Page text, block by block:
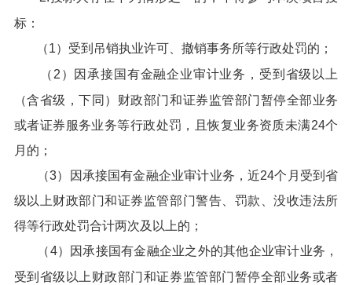
标：
（1）受到吊销执业许可、撤销事务所等行政处罚的；
（2）因承接国有金融企业审计业务，受到省级以上
（含省级，下同）财政部门和证券监管部门暂停全部业务
或者证券服务业务等行政处罚，且恢复业务资质未满24个
月的；
（3）因承接国有金融企业审计业务，近24个月受到省
级以上财政部门和证券监管部门警告、罚款、没收违法所
得等行政处罚合计两次及以上的；
（4）因承接国有金融企业之外的其他企业审计业务，
受到省级以上财政部门和证券监管部门暂停全部业务或者